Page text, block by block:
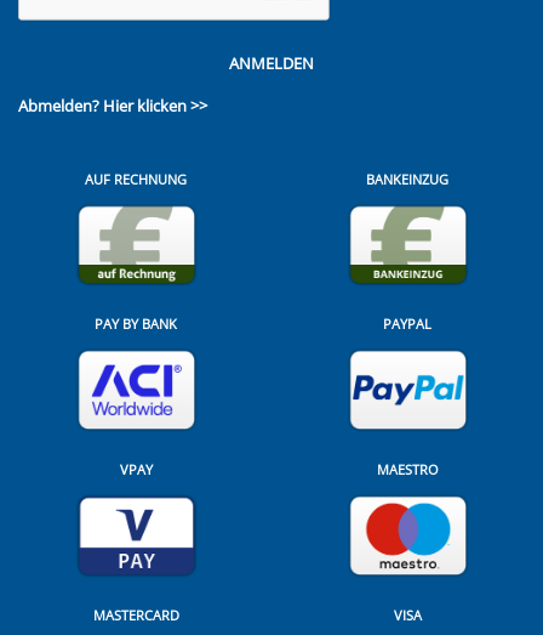
ANMELDEN
Abmelden? Hier klicken >>
AUF RECHNUNG BANKEINZUG
PAY BY BANK PAYPAL
VPAY MAESTRO
MASTERCARD VISA